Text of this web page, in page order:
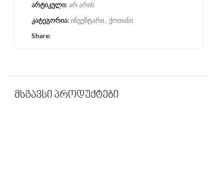
არტიკული: არ არის
კატეგორია: ინვენტარი, ქოთანი
Share:
მსგავსი პროდუქტები